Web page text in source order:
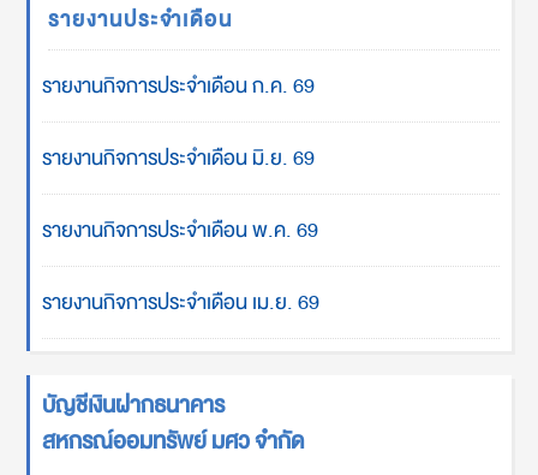
รายงานประจำเดือน
รายงานกิจการประจำเดือน ก.ค. 69
รายงานกิจการประจำเดือน มิ.ย. 69
รายงานกิจการประจำเดือน พ.ค. 69
รายงานกิจการประจำเดือน เม.ย. 69
บัญชีเงินฝากธนาคาร
สหกรณ์ออมทรัพย์ มศว จำกัด